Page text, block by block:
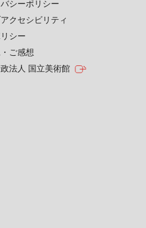
シーポリシー
クセシビリティ
シー
ご感想
法人 国立美術館